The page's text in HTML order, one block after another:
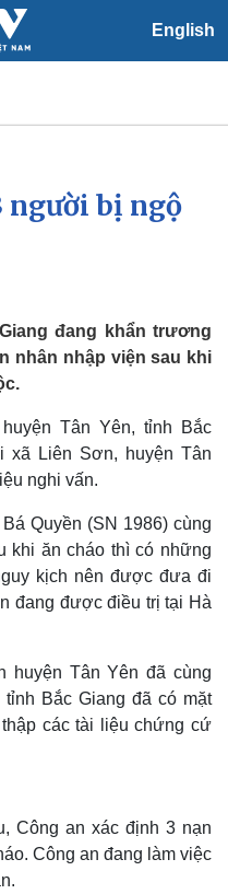
English
hội
Việc làm
Biển đảo
bị ngộ
đang khẩn trương
nhân nhập viện sau khi
Tân Yên, tỉnh Bắc
xã Liên Sơn, huyện Tân
nghi vấn.
Quyền (SN 1986) cùng
khi ăn cháo thì có những
kịch nên được đưa đi
đang được điều trị tại Hà
huyện Tân Yên đã cùng
Bắc Giang đã có mặt
các tài liệu chứng cứ
Công an xác định 3 nạn
Công an đang làm việc